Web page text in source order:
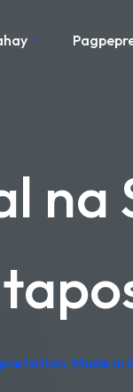
na
Made in